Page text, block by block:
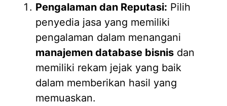
Pengalaman dan Reputasi: Pilih
penyedia jasa yang memiliki
pengalaman dalam menangani
manajemen database bisnis dan
memiliki rekam jejak yang baik
dalam memberikan hasil yang
memuaskan.